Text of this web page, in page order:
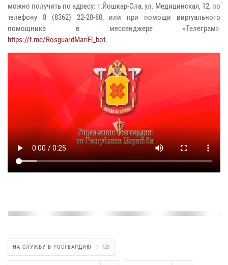
можно получить по адресу: г.Йошкар-Ола, ул. Медицинская, 12, по
телефону 8 (8362) 22-28-80, или при помощи виртуального
помощника в мессенджере «Телеграм»
https://t.me/RosguardMariEl_bot.
НА СЛУЖБУ В РОСГВАРДИЮ 128